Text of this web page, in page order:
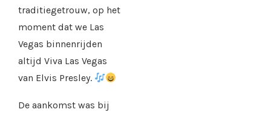
traditiegetrouw, op het
moment dat we Las
Vegas binnenrijden
altijd Viva Las Vegas
van Elvis Presley.
De aankomst was bij